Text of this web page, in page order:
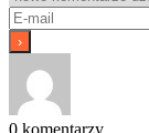
0 komentarzy